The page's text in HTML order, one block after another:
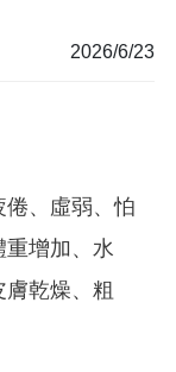
2026/6/23
倦、虛弱、怕
重增加、水
乾燥、粗